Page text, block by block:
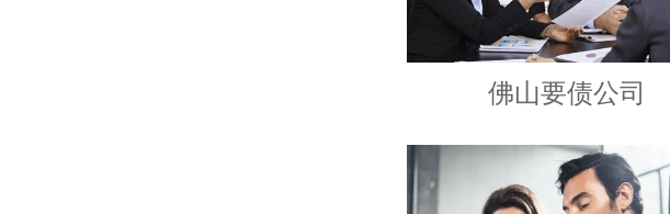
佛山要债公司